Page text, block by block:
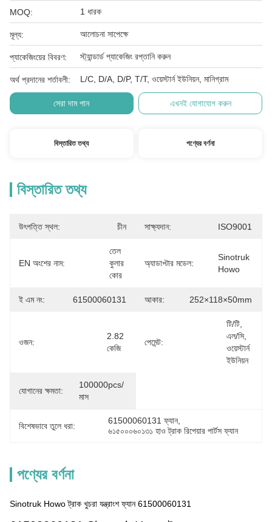
MOQ: 1 ধারক
মূল্য: আলোচনা সাপেক্ষে
প্যাকেজিংয়ের বিবরণ: স্ট্যান্ডার্ড প্যাকেজিং রপ্তানি করুন
অর্থ প্রদানের শর্তাবলী: L/C, D/A, D/P, T/T, ওয়েস্টার্ন ইউনিয়ন, মানিগ্রাম
সেরা দাম পান এখনই যোগাযোগ করুন
বিস্তারিত তথ্য পণ্যের বর্ণনা
বিস্তারিত তথ্য
উৎপত্তি স্থল: চীন সাক্ষ্যদান: ISO9001
EN অংশের নাম:
তেল
কুলার
কোর
অ্যাডাপ্টার মডেল:
Sinotruk
Howo
ই এম নং: 61500060131 আকার: 252×118×50mm
ওজন:
2.82
কেজি
পেমেন্ট:
টি/টি,
এল/সি,
ওয়েস্টার্ন
ইউনিয়ন
যোগানের ক্ষমতা:
100000pcs/
মাস
বিশেষভাবে তুলে ধরা:
61500060131 ফ্যান,
৬১৫০০০৬০১৩১ হাও ট্রাক রিপেয়ার পার্টস ফ্যান
পণ্যের বর্ণনা
Sinotruk Howo ট্রাক খুচরা যন্ত্রাংশ ফ্যান 61500060131